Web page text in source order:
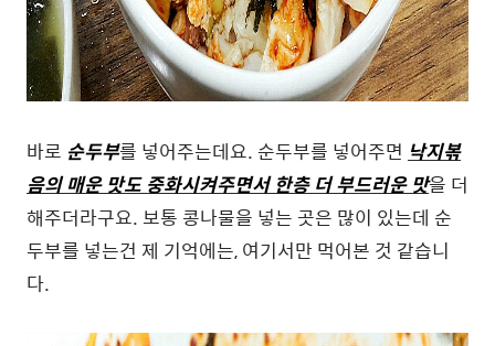
바로 순두부를 넣어주는데요. 순두부를 넣어주면 낙지볶
음의 매운맛도 중화시켜주면서 한층 더 부드러운 맛을 더
해주더라구요. 보통 콩나물을 넣는 곳은 많이 있는데 순
두부를 넣는건 제 기억에는, 여기서만 먹어본 것 같습니
다.